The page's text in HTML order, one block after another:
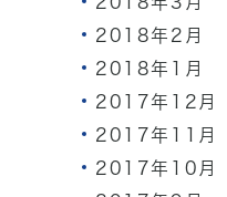
2018年2月
2018年1月
2017年12月
2017年11月
2017年10月